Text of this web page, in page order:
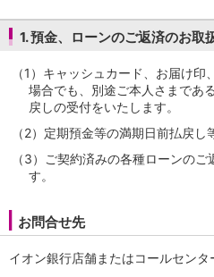
外貨普通預金
外貨定期預金
外貨普通預金積立
資産運用
投資信託TOP
証券口座開設
投信つみたて
NISA
金銭信託のしくみ
取扱商品一覧
iDeCo・国民年金基金
iDeCo（個人型確定拠出年金）
1. 預金、ローンのご返済のお取
（1） キャッシュカード、お届け印
場合でも、別途ご本人さまであ
戻しの受付をいたします。
（2） 定期預金等の満期日前払戻し
（3）
ご契約済みの各種ローンのご
す。
お問合せ先
イオン銀行店舗またはコールセンタ